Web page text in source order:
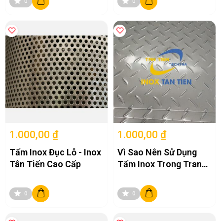
1570mm
Độ dày của tấm cuộn inox 304
Tấm cuộn inox 304 có nhiều độ dày khác nhau, phù hợp với nhiều
ứng dụng công nghiệp và dân dụng. Các độ dày phổ biến bao gồm:
• 0,3mm - 3,0mm: Thường được sử dụng trong các ứng dụng dân
dụng và công nghiệp nhẹ, như sản xuất đồ gia dụng, thiết bị nhà bếp,
và các sản phẩm trang trí.
• 4.0mm - 6.0mm: Sử dụng trong các ứng dụng yêu cầu độ bền cao
hơn, như các bộ phận máy móc, thiết bị công nghiệp.
• 7.0mm - 12.0mm: Thường được sử dụng trong các ứng dụng công
nghiệp nặng, như xây dựng, sản xuất bồn chứa và các cấu trúc lớn.
1.000,00 ₫
Tấm Inox Đục Lỗ - Inox
Tân Tiến Cao Cấp
0
1.000,00 ₫
Vì Sao Nên Sử Dụng
Tấm Inox Trong Trang
0